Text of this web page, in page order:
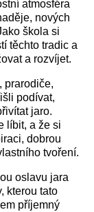
atmosféra
nových
škola si
těchto tradic a
a rozvíjet.
prarodiče,
podívat,
jaro.
líbit, a že si
dobrou
tvoření.
oslavu jara
kterou tato
příjemný